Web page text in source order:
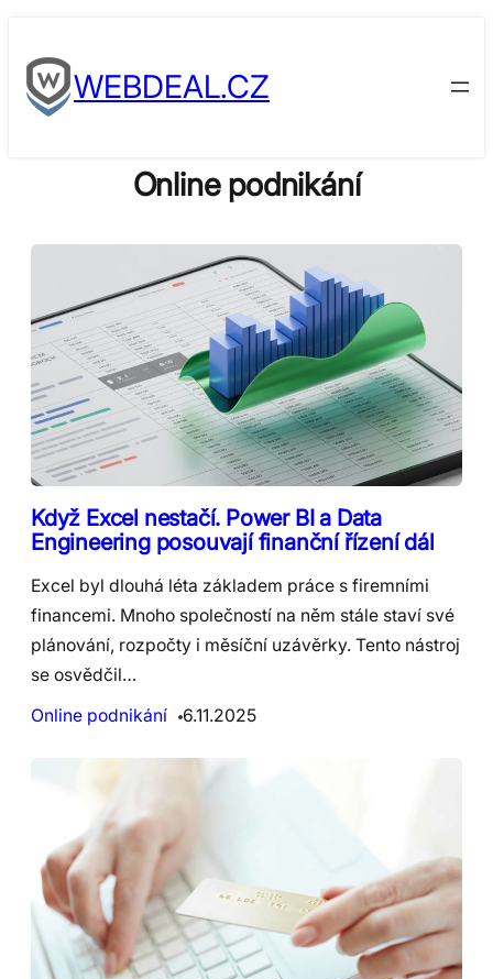
to
contentWEBDEAL.CZ
Online podnikání
Když Excel nestačí. Power BI a Data
Engineering posouvají finanční řízení dál
Excel byl dlouhá léta základem práce s firemními
financemi. Mnoho společností na něm stále staví své
plánování, rozpočty i měsíční uzávěrky. Tento nástroj
se osvědčil…
Online podnikání
6.11.2025